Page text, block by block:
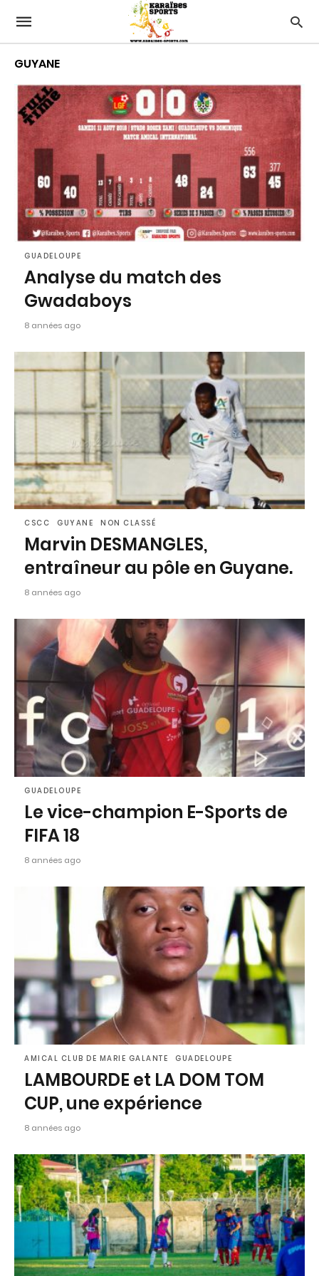
GUYANE
GUADELOUPE
Analyse du match des
Gwadaboys
8 années ago
CSCC GUYANE NON CLASSÉ
Marvin DESMANGLES,
entraîneur au pôle en Guyane.
8 années ago
GUADELOUPE
Le vice-champion E-Sports de
FIFA 18
8 années ago
AMICAL CLUB DE MARIE GALANTE GUADELOUPE
LAMBOURDE et LA DOM TOM
CUP, une expérience
8 années ago